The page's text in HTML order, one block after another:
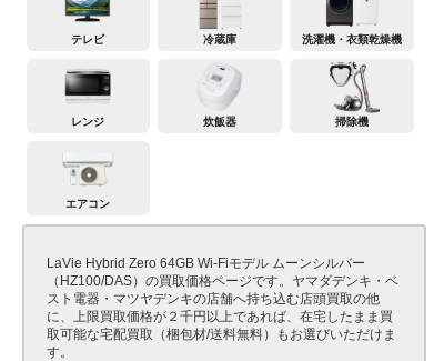
テレビ 冷蔵庫 洗濯機・衣類乾燥機
レンジ 炊飯器 掃除機
エアコン
LaVie Hybrid Zero 64GB Wi-Fiモデル ムーンシルバー
（HZ100/DAS）の買取価格ページです。ヤマダデンキ・ベ
スト電器・マツヤデンキの店舗へ持ち込む店頭買取の他
に、上限買取価格が２千円以上であれば、在宅したまま買
取可能な宅配買取（梱包材/送料無料）もお選びいただけま
す。